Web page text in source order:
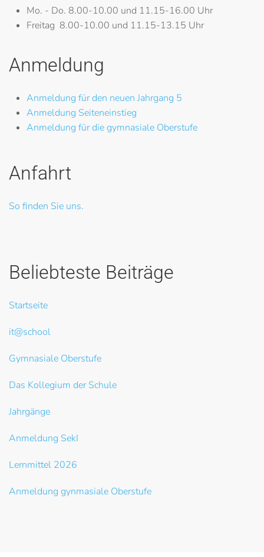
Mo. - Do. 8.00-10.00 und 11.15-16.00 Uhr
Freitag 8.00-10.00 und 11.15-13.15 Uhr
Anmeldung
Anmeldung für den neuen Jahrgang 5
Anmeldung Seiteneinstieg
Anmeldung für die gymnasiale Oberstufe
Anfahrt
So finden Sie uns.
Beliebteste Beiträge
Startseite
it@school
Gymnasiale Oberstufe
Das Kollegium der Schule
Jahrgänge
Anmeldung SekI
Lernmittel 2026
Anmeldung gynmasiale Oberstufe